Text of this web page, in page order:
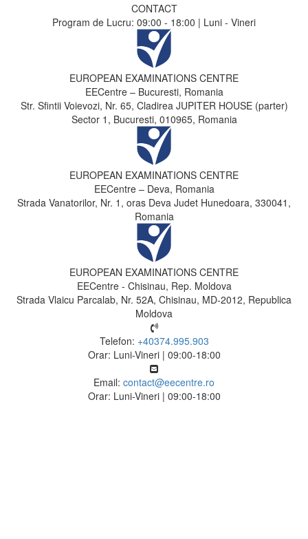
CONTACT
Program de Lucru: 09:00 - 18:00 | Luni - Vineri
EUROPEAN EXAMINATIONS CENTRE
EECentre – Bucuresti, Romania
Str. Sfintii Voievozi, Nr. 65, Cladirea JUPITER HOUSE (parter)
Sector 1, Bucuresti, 010965, Romania
EUROPEAN EXAMINATIONS CENTRE
EECentre – Deva, Romania
Strada Vanatorilor, Nr. 1, oras Deva Judet Hunedoara, 330041,
Romania
EUROPEAN EXAMINATIONS CENTRE
EECentre - Chisinau, Rep. Moldova
Strada Vlaicu Parcalab, Nr. 52A, Chisinau, MD-2012, Republica
Moldova
Telefon: +40374.995.903
Orar: Luni-Vineri | 09:00-18:00
Email: contact@eecentre.ro
Orar: Luni-Vineri | 09:00-18:00